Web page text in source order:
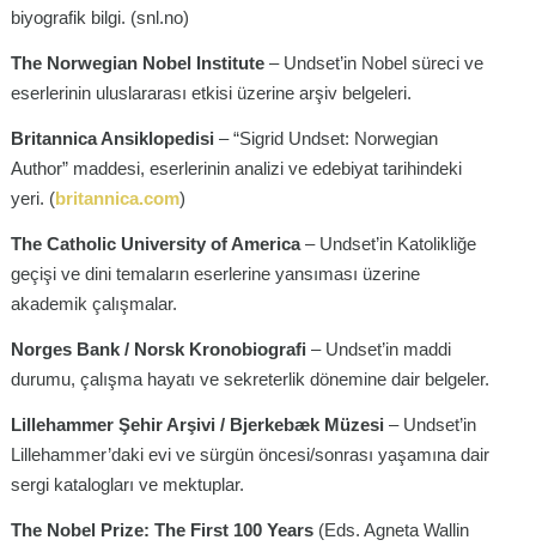
biyografik bilgi. (snl.no)
The Norwegian Nobel Institute – Undset’in Nobel süreci ve
eserlerinin uluslararası etkisi üzerine arşiv belgeleri.
Britannica Ansiklopedisi – “Sigrid Undset: Norwegian
Author” maddesi, eserlerinin analizi ve edebiyat tarihindeki
yeri. (britannica.com)
The Catholic University of America– Undset’in Katolikliğe
geçişi ve dini temaların eserlerine yansıması üzerine
akademik çalışmalar.
Norges Bank / Norsk Kronobiografi – Undset’in maddi
durumu, çalışma hayatı ve sekreterlik dönemine dair belgeler.
Lillehammer Şehir Arşivi / Bjerkebæk Müzesi – Undset’in
Lillehammer’daki evi ve sürgün öncesi/sonrası yaşamına dair
sergi katalogları ve mektuplar.
The Nobel Prize: The First 100 Years (Eds. Agneta Wallin